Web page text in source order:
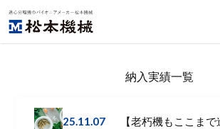
納入実績一覧
25.11.07